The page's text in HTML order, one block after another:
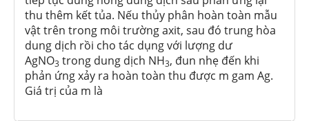
thu thêm kết tủa. Nếu thủy phân hoàn toàn mẫu
vật trên trong môi trường axit, sau đó trung hòa
dung dịch rồi cho tác dụng với lượng dư
AgNO3 trong dung dịch NH3, đun nhẹ đến khi
phản ứng xảy ra hoàn toàn thu được m gam Ag.
Giá trị của m là